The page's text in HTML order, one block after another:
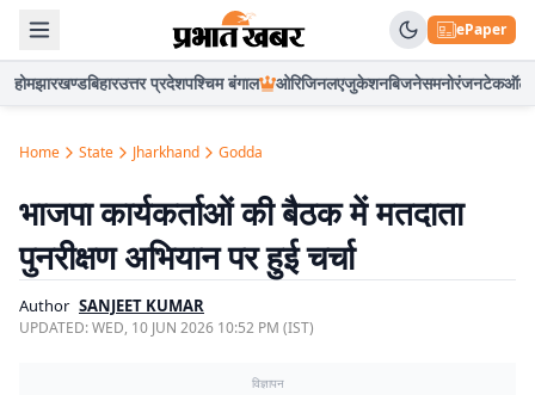
ePaper
होमझारखण्डबिहारउत्तर प्रदेशपश्चिम बंगाल ओरिजिनलएजुकेशनबिजनेसमनोरंजनटेकऑटो
Home State Jharkhand Godda
भाजपा कार्यकर्ताओं की बैठक में मतदाता
पुनरीक्षण अभियान पर हुई चर्चा
Author SANJEET KUMAR
UPDATED:WED, 10 JUN 2026 10:52 PM (IST)
विज्ञापन